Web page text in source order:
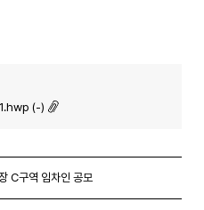
(-)
C구역 임차인 공모